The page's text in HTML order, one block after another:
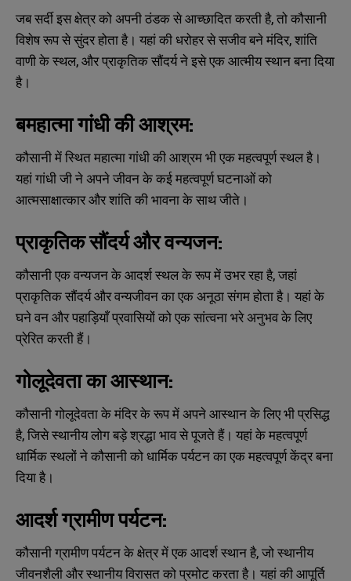
जब सर्दी इस क्षेत्र को अपनी ठंडक से आच्छादित करती है, तो कौसानी
विशेष रूप से सुंदर होता है। यहां की धरोहर से सजीव बने मंदिर, शांति
वाणी के स्थल, और प्राकृतिक सौंदर्य ने इसे एक आत्मीय स्थान बना दिया
है।
बमहात्मा गांधी की आश्रम:
कौसानी में स्थित महात्मा गांधी की आश्रम भी एक महत्वपूर्ण स्थल है।
यहां गांधी जी ने अपने जीवन के कई महत्वपूर्ण घटनाओं को
आत्मसाक्षात्कार और शांति की भावना के साथ जीते।
प्राकृतिक सौंदर्य और वन्यजन:
कौसानी एक वन्यजन के आदर्श स्थल के रूप में उभर रहा है, जहां
प्राकृतिक सौंदर्य और वन्यजीवन का एक अनूठा संगम होता है। यहां के
घने वन और पहाड़ियाँ प्रवासियों को एक सांत्वना भरे अनुभव के लिए
प्रेरित करती हैं।
गोलूदेवता का आस्थान:
कौसानी गोलूदेवता के मंदिर के रूप में अपने आस्थान के लिए भी प्रसिद्ध
है, जिसे स्थानीय लोग बड़े श्रद्धा भाव से पूजते हैं। यहां के महत्वपूर्ण
धार्मिक स्थलों ने कौसानी को धार्मिक पर्यटन का एक महत्वपूर्ण केंद्र बना
दिया है।
आदर्श ग्रामीण पर्यटन:
कौसानी ग्रामीण पर्यटन के क्षेत्र में एक आदर्श स्थान है, जो स्थानीय
जीवनशैली और स्थानीय विरासत को प्रमोट करता है। यहां की आपूर्ति